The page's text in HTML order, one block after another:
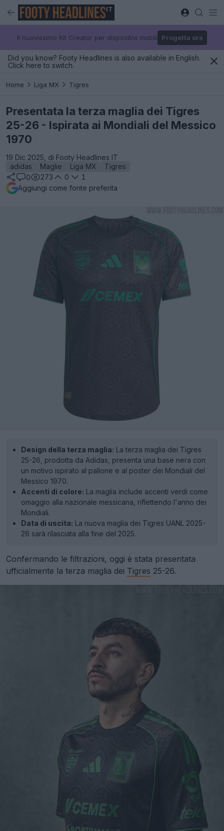
IT
Il nuovissimo Kit Creator per dispositivi mobili Progetta ora
Did you know? Footy Headlines is also available in English.
Click here to switch.
Home Liga MX Tigres
Presentata la terza maglia dei Tigres
25-26 - Ispirata ai Mondiali del Messico
1970
19 Dic 2025, di Footy Headlines IT
adidas
Maglie Liga MX
Tigres
0
273 0
1
Aggiungi come fonte preferita
Design della terza maglia: La terza maglia dei Tigres
25-26, prodotta da Adidas, presenta una base nera con
un motivo ispirato al pallone e al poster dei Mondiali del
Messico 1970.
Accenti di colore: La maglia include accenti verdi come
omaggio alla nazionale messicana, riflettendo l'anno dei
Mondiali.
Data di uscita: La nuova maglia dei Tigres UANL 2025-
26 sarà rilasciata alla fine del 2025.
Confermando le filtrazioni, oggi è stata presentata
ufficialmente la terza maglia dei Tigres 25-26.